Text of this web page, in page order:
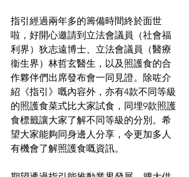
指引經過兩年多的籌備時間終於面世
啦，好開心邀請到立法會議員（社會福
利界）狄志遠博士、立法會議員（醫療
衞生界）林哲玄醫生，以及照護食的合
作夥伴們出席發布會一同見證。除咗介
紹《指引》嘅內容外，亦有4款不同等級
的照護食菜式比大家試食，同埋9款照護
食標籤讓大家了解不同等級的分別。希
望大家能夠同身邊人分享，令更加多人
有機會了解照護食嘅資訊。